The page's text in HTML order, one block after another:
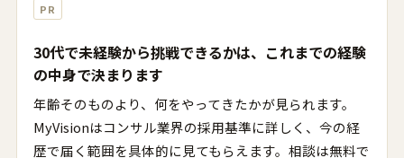
PR
30代で未経験から挑戦できるかは、これまでの経験
の中身で決まります
年齢そのものより、何をやってきたかが見られます。
MyVisionはコンサル業界の採用基準に詳しく、今の経
歴で届く範囲を具体的に見てもらえます。相談は無料で